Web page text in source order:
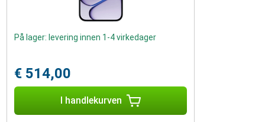
På lager: levering innen 1-4 virkedager
€ 514,00
I handlekurven